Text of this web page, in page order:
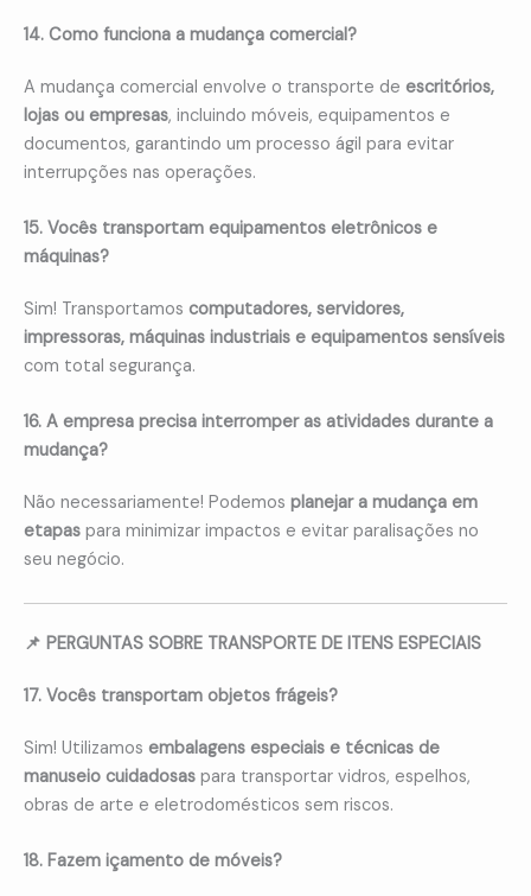
14. Como funciona a mudança comercial?
A mudança comercial envolve o transporte de escritórios,
lojas ou empresas, incluindo móveis, equipamentos e
documentos, garantindo um processo ágil para evitar
interrupções nas operações.
15. Vocês transportam equipamentos eletrônicos e
máquinas?
Sim! Transportamos computadores, servidores,
impressoras, máquinas industriais e equipamentos sensíveis
com total segurança.
16. A empresa precisa interromper as atividades durante a
mudança?
Não necessariamente! Podemos planejar a mudança em
etapas para minimizar impactos e evitar paralisações no
seu negócio.
📌 PERGUNTAS SOBRE TRANSPORTE DE ITENS ESPECIAIS
17. Vocês transportam objetos frágeis?
Sim! Utilizamos embalagens especiais e técnicas de
manuseio cuidadosas para transportar vidros, espelhos,
obras de arte e eletrodomésticos sem riscos.
18. Fazem içamento de móveis?